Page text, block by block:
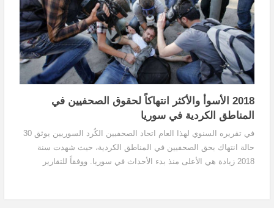
2018 الأسوأ والأكثر انتهاكاً لحقوق الصحفيين في
المناطق الكردية في سوريا
في تقريره السنوي لهذا العام اتحاد الصحفيين الكُرد السوريين يوثق 30
حالة انتهاك بحق الصحفيين في المناطق الكردية، حيث شهدت سنة
2018 زيادة هي الأعلى منذ بدء الأحداث في سوريا. ووفقاً للتقارير